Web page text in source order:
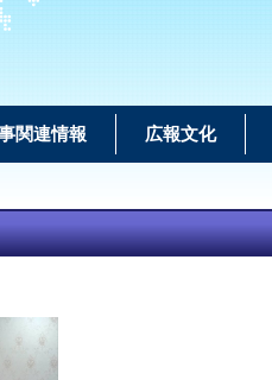
関連情報 広報文化